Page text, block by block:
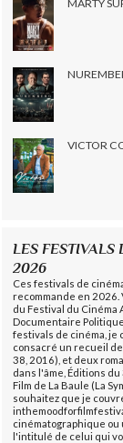
MARTY
VICTOR
LES
2026
Ces festivals de
recommande en 2026.
du Festival du Cinéma
Documentaire
festivals de cinéma, je
consacré un recueil
38, 2016), et deux
dans l'âme, Éditions
Film de La Baule (La
souhaitez que je
cinématographique
l'intitulé de celui qui